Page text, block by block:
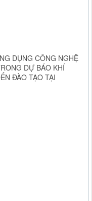
DỤNG CÔNG NGHỆ
DỰ BÁO KHÍ
ĐÀO TẠO TẠI